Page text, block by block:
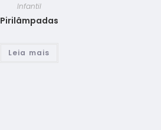
Infantil
Pirilâmpadas
Leia mais